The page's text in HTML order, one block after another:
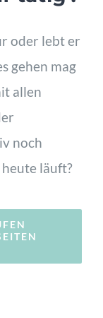
oder lebt er
gehen mag
allen
noch
läuft?